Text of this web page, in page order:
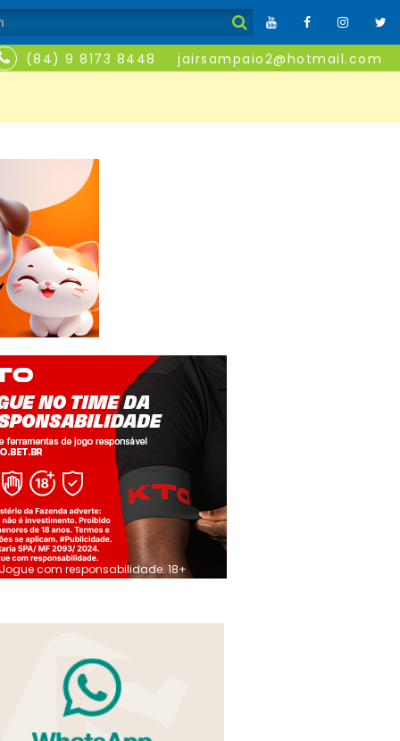
(84) 9 8173 8448 jairsampaio2@hotmail.com
Jogue com responsabilidade. 18+